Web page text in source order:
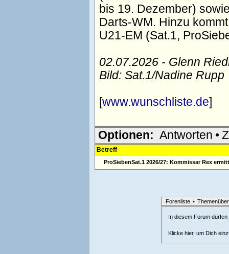
bis 19. Dezember)
Darts-WM. Hinzu
U21-EM (Sat.1,
02.07.2026 - Glenn
Bild: Sat.1/Nadine Rupp
[www.wunschliste.de]
Optionen: Antworten •
Betreff
ProSiebenSat.1 2026/27: Kommissar Rex
Forenliste •
In diesem Forum
Klicke hier, um Dich